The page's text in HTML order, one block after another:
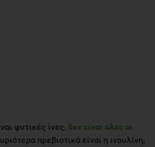
φυτικές ίνες, δεν είναι όλες οι
πρεβιοτικά είναι η ινουλίνη,